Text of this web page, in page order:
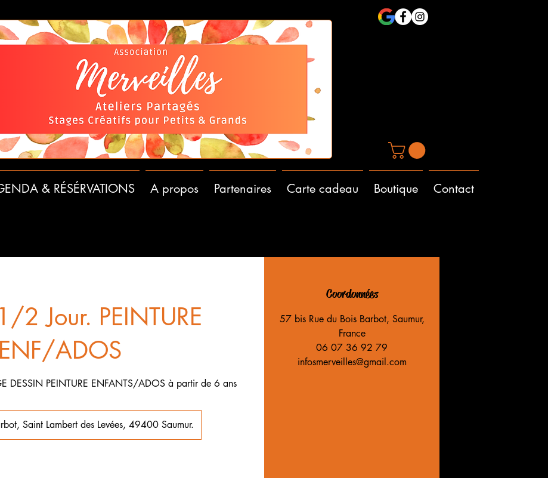
& RÉSÉRVATIONS A propos Partenaires Carte cadeau Boutique Contact
2 Jour. PEINTURE
ENF/ADOS
DESSIN PEINTURE ENFANTS/ADOS à partir de 6 ans
Saint Lambert des Levées, 49400 Saumur.
Coordonnées
57 bis Rue du Bois Barbot, Saumur,
France
06 07 36 92 79
infosmerveilles@gmail.com